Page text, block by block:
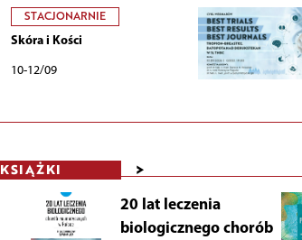
STACJONARNIE
Skóra i Kości
10-12/09
KSIĄŻKI >
20 lat leczenia
biologicznego chorób